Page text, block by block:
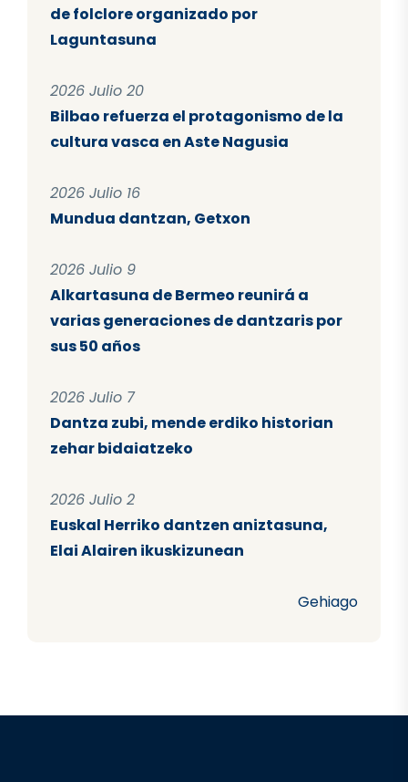
de folclore organizado por
Laguntasuna
2026 Julio 20
Bilbao refuerza el protagonismo de la
cultura vasca en Aste Nagusia
2026 Julio 16
Mundua dantzan, Getxon
2026 Julio 9
Alkartasuna de Bermeo reunirá a
varias generaciones de dantzaris por
sus 50 años
2026 Julio 7
Dantza zubi, mende erdiko historian
zehar bidaiatzeko
2026 Julio 2
Euskal Herriko dantzen aniztasuna,
Elai Alairen ikuskizunean
Gehiago